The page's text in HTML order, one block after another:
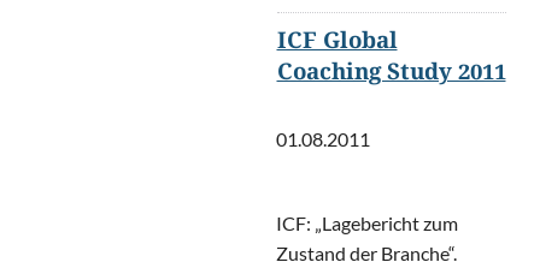
ICF Global
Coaching Study 2011
01.08.2011
ICF: „Lagebericht zum
Zustand der Branche“.